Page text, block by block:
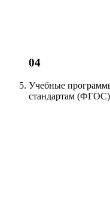
04
Учебные
стандартам (ФГОС)